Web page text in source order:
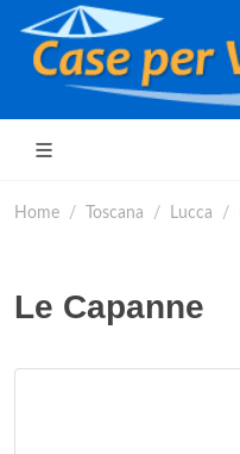
Home Toscana Lucca
Le Capanne